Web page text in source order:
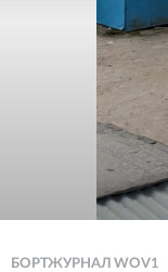
БОРТЖУРНАЛ WOV1